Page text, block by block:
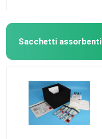
Sacchetti assorbenti